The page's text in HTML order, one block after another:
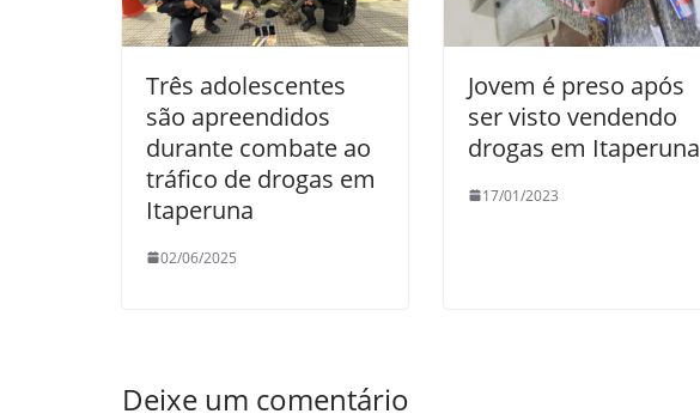
Três adolescentes
são apreendidos
durante combate ao
tráfico de drogas em
Itaperuna
02/06/2025
Jovem é preso após
ser visto vendendo
drogas em Itaperuna
17/01/2023
Deixe um comentário